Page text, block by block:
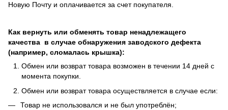
Новую Почту и оплачивается за счет покупателя.
Как вернуть или обменять товар ненадлежащего
качества в случае обнаружения заводского дефекта
(например, сломалась крышка):
Обмен или возврат товара возможен в течении 14 дней с
момента покупки.
Обмен или возврат товара осуществляется в случае если:
Товар не использовался и не был употреблён;